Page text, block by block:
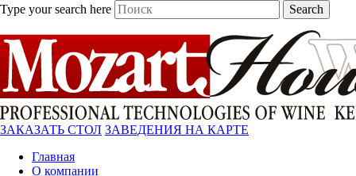
Type your search here Search
ЗАКАЗАТЬ СТОЛ ЗАВЕДЕНИЯ НА КАРТЕ
Главная
О компании